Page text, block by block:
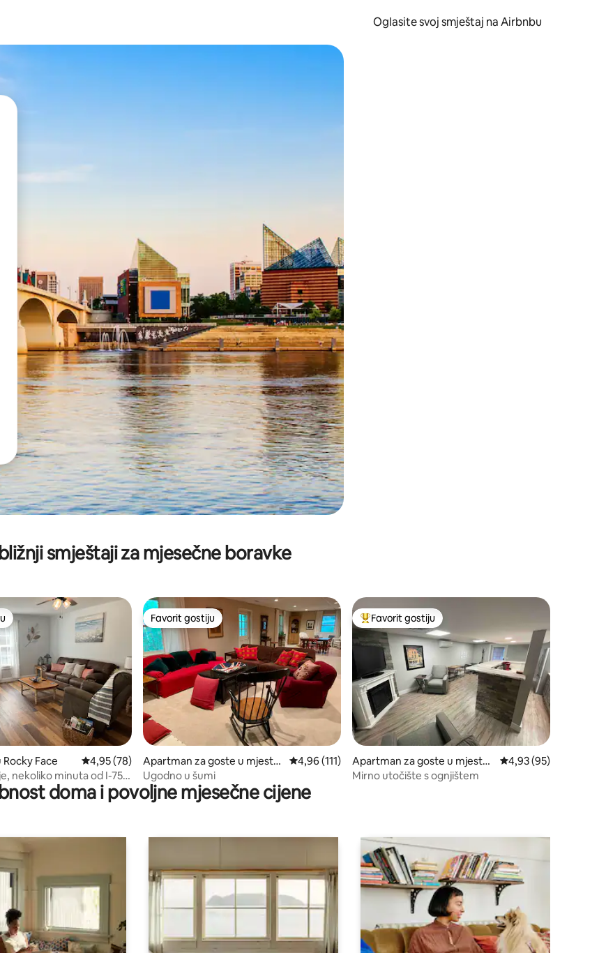
Oglasite svoj smještaj na Airbnbu
strelica ili ih pregledajte dodirom ili povlačenjem prsta.
smještaji za mjesečne boravke
141
Face Prosječna ocjena: 4,95 od 5, recenzija: 78
4,95 (78)
nekoliko minuta od I-75,
grada
Favorit gostiju
Favorit gostiju
Apartman za goste u mjestu
Dalton
Prosječna ocjena: 4,96 od 5, recenzija: 111
4,96 (111)
Ugodno u šumi
Glavni favorit gostiju
Favorit gostiju
Apartman za goste u mjestu
Dalton
Prosječna ocjena:
4,93 (95)
Mirno utočište s ognjištem
doma i povoljne mjesečne cijene